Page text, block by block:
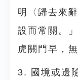
明〈歸去來
設而常關。
虎關門早，
3. 國境或邊